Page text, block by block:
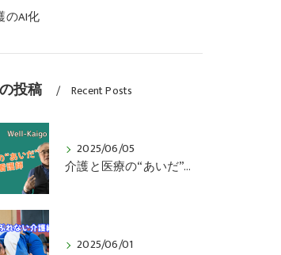
のAI化
投稿 Recent Posts
2025/06/05
介護と医療の“あいだ”にいる看護師
2025/06/01